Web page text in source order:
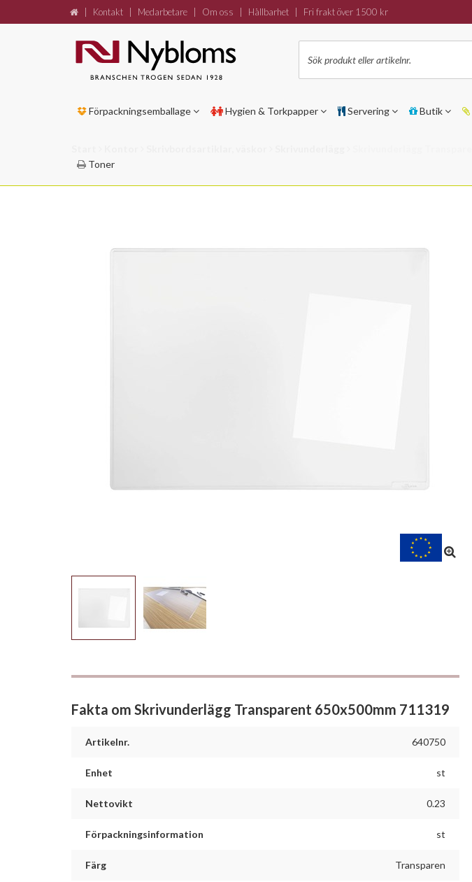
Fakta om Skrivunderlägg Transparent 650x500mm 711319
Artikelnr. 640750
Enhet st
Nettovikt 0.23
Förpackningsinformation st
Färg Transparen
Kontakt Medarbetare Om oss Hållbarhet Fri frakt över 1500 kr
Förpackningsemballage Hygien & Torkpapper Servering Butik
Toner